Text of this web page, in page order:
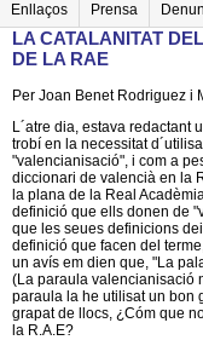
Enllaços Prensa
LA CATALANITAT
DE LA RAE
Per Joan Benet Rodriguez i
L´atre dia, estava redactant
trobí en la necessitat
"valencianisació", i com a
diccionari de valencià en la
la plana de la Real
definició que ells donen de
que les seues definicions
definició que facen del
un avís em dien que, "La
(La paraula valencianisació
paraula la he utilisat un bon
grapat de llocs, ¿Cóm que
la R.A.E?